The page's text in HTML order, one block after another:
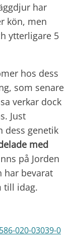
har
kön, men
ytterligare 5
hos dess
som senare
verkar dock
Just
dess genetik
med
på Jorden
har bevarat
till idag.
020-03039-0